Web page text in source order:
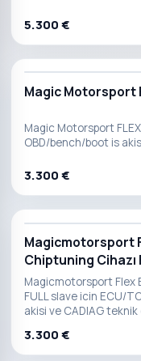
5.300 €
Magic Motorsport
Magic Motorsport
OBD/bench/boot is
3.300 €
Magicmotorsport
Chiptuning Cihazı
Magicmotorsport Flex
FULL slave icin ECU/
akisi ve CADIAG
3.300 €